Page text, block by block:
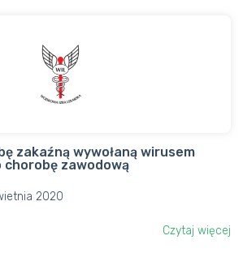
zakaźną wywołaną wirusem
chorobę zawodową
2020
Czytaj więcej